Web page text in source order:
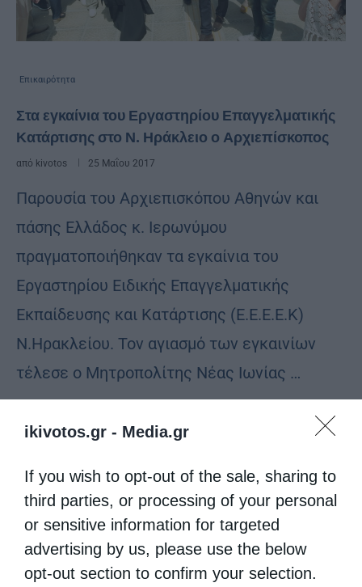
ikivotos.gr - Media.gr
If you wish to opt-out of the sale, sharing to
third parties, or processing of your personal
or sensitive information for targeted
advertising by us, please use the below
opt-out section to confirm your selection.
Επικαιρότητα
Στα εγκαίνια του Εργαστηρίου Επαγγελματικής
Κατάρτισης στο Ν. Ηράκλειο ο Αρχιεπίσκοπος
από kivotos 25 Μαΐου 2017
Παρουσία του Αρχιεπισκόπου Αθηνών και
πάσης Ελλάδος κ. Ιερωνύμου
πραγματοποιήθηκαν τα εγκαίνια του
Εργαστηρίου Ειδικής Επαγγελματικής
Εκπαίδευσης και Κατάρτισης (Ε.Ε.Ε.Ε.Κ)
Ν.Ηρακλείου. Τον αγιασμό των εγκαινίων
τέλεσε ο Μητροπολίτης Νέας Ιωνίας …